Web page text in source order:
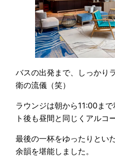
バスの出発まで、しっかり
衛の流儀（笑）
ラウンジは朝から11:00ま
ト後も昼間と同じくアルコ
最後の一杯をゆったりとい
余韻を堪能しました。